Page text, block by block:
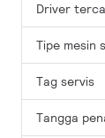
Driver
Tipe mesin
Tag servis
Tangga